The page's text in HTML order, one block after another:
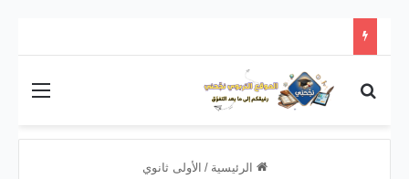
بحث عن
الرئيسية / الأولى ثانوي